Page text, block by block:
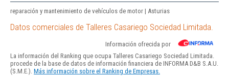
reparación y mantenimiento de vehículos de motor | Asturias
Datos comerciales de Talleres Casariego Sociedad Limitada.
Información ofrecida por
La información del Ranking que ocupa Talleres Casariego Sociedad Limitada.
procede de la base de datos de información financiera de INFORMA D&B S.A.U.
(S.M.E.). Más información sobre el Ranking de Empresas.